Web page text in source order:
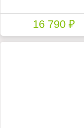
16 790 ₽